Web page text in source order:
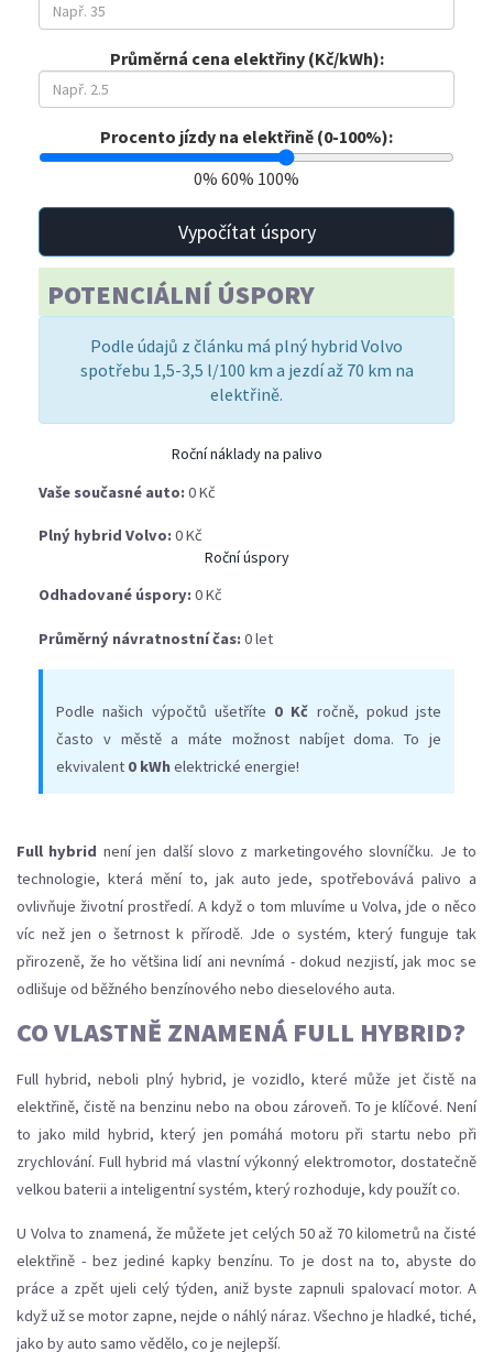
Průměrná cena elektřiny (Kč/kWh):
Procento jízdy na elektřině (0-100%):
0% 60% 100%
Vypočítat úspory
POTENCIÁLNÍ ÚSPORY
Podle údajů z článku má plný hybrid Volvo
spotřebu 1,5-3,5 l/100 km a jezdí až 70 km na
elektřině.
Roční náklady na palivo
Vaše současné auto: 0 Kč
Plný hybrid Volvo: 0 Kč
Roční úspory
Odhadované úspory: 0 Kč
Průměrný návratnostní čas: 0 let
Podle našich výpočtů ušetříte 0 Kč ročně, pokud jste
často v městě a máte možnost nabíjet doma. To je
ekvivalent 0 kWhelektrické energie!
Full hybrid není jen další slovo z marketingového slovníčku. Je to
technologie, která mění to, jak auto jede, spotřebovává palivo a
ovlivňuje životní prostředí. A když o tom mluvíme u Volva, jde o něco
víc než jen o šetrnost k přírodě. Jde o systém, který funguje tak
přirozeně, že ho většina lidí ani nevnímá - dokud nezjistí, jak moc se
odlišuje od běžného benzínového nebo dieselového auta.
CO VLASTNĚ ZNAMENÁ FULL HYBRID?
Full hybrid, neboli plný hybrid, je vozidlo, které může jet čistě na
elektřině, čistě na benzinu nebo na obou zároveň. To je klíčové. Není
to jako mild hybrid, který jen pomáhá motoru při startu nebo při
zrychlování. Full hybrid má vlastní výkonný elektromotor, dostatečně
velkou baterii a inteligentní systém, který rozhoduje, kdy použít co.
U Volva to znamená, že můžete jet celých 50 až 70 kilometrů na čisté
elektřině - bez jediné kapky benzínu. To je dost na to, abyste do
práce a zpět ujeli celý týden, aniž byste zapnuli spalovací motor. A
když už se motor zapne, nejde o náhlý náraz. Všechno je hladké, tiché,
jako by auto samo vědělo, co je nejlepší.